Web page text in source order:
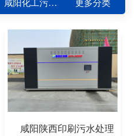
咸阳陕西印刷污水处理